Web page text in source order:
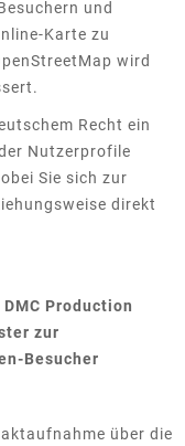
und
Karte zu
wird
Recht ein
Nutzerprofile
Sie sich zur
direkt
Production
zur
Besucher
über die